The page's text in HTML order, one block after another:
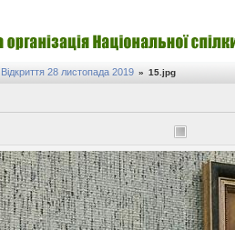
Відкриття 28 листопада 2019 » 15.jpg